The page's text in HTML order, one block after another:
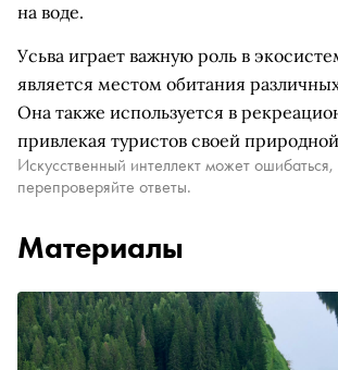
на воде.
Усьва играет важную роль в
является местом обитания
Она также используется в
привлекая туристов своей
Искусственный интеллект может
перепроверяйте ответы.
Материалы